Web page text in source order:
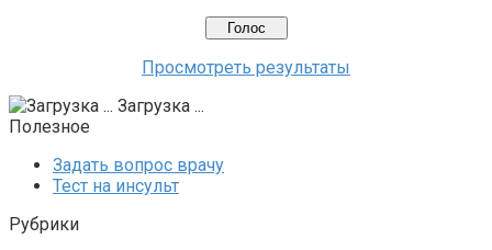
Просмотреть результаты
Загрузка ...
Полезное
Задать вопрос врачу
Тест на инсульт
Рубрики